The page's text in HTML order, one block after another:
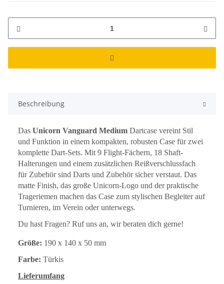
Beschreibung
Das Unicorn Vanguard Medium Dartcase vereint Stil
und Funktion in einem kompakten, robusten Case für zwei
komplette Dart-Sets. Mit 9 Flight-Fächern, 18 Shaft-
Halterungen und einem zusätzlichen Reißverschlussfach
für Zubehör sind Darts und Zubehör sicher verstaut. Das
matte Finish, das große Unicorn-Logo und der praktische
Trageriemen machen das Case zum stylischen Begleiter auf
Turnieren, im Verein oder unterwegs.
Du hast Fragen? Ruf uns an, wir beraten dich gerne!
Größe: 190 x 140 x 50 mm
Farbe: Türkis
Lieferumfang